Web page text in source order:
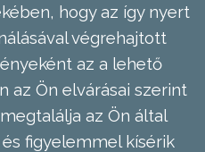
hogy az így nyert
végrehajtott
az a lehető
az Ön elvárásai szerint
az Ön által
figyelemmel kísérik